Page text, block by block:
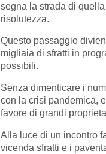
segna la strada di
risolutezza.
Questo passaggio
migliaia di sfratti in
possibili.
Senza dimenticare i
con la crisi pandemica,
favore di grandi
Alla luce di un incontro
vicenda sfratti e i